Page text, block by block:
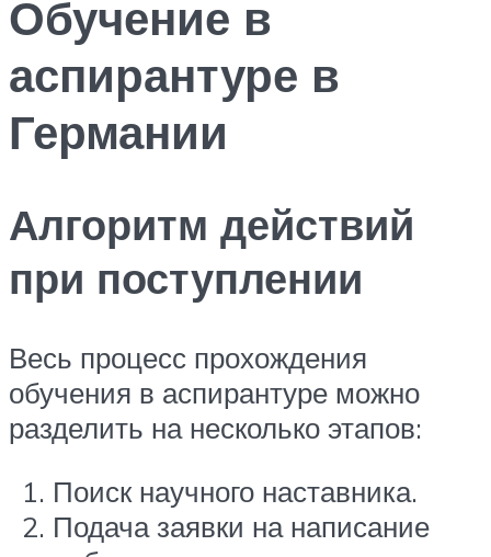
Обучение в
аспирантуре в
Германии
Алгоритм действий
при поступлении
Весь процесс прохождения
обучения в аспирантуре можно
разделить на несколько этапов:
Поиск научного наставника.
Подача заявки на написание